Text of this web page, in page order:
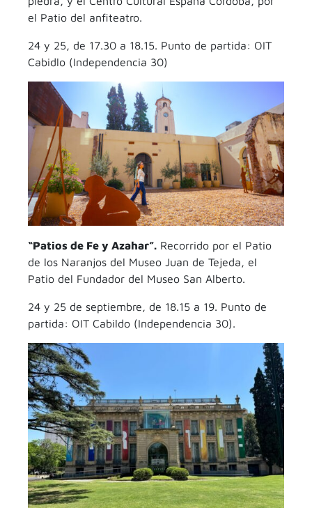
el Patio del anfiteatro.
24 y 25, de 17.30 a 18.15. Punto de partida: OIT
Cabidlo (Independencia 30)
“Patios de Fe y Azahar”. Recorrido por el Patio
de los Naranjos del Museo Juan de Tejeda, el
Patio del Fundador del Museo San Alberto.
24 y 25 de septiembre, de 18.15 a 19. Punto de
partida: OIT Cabildo (Independencia 30).